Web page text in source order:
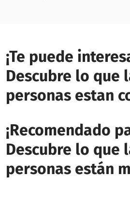
¡Te puede
Descubre lo que
personas estan
¡Recomendado
Descubre lo que
personas están